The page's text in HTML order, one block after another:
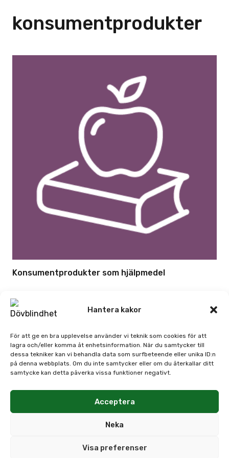
Hantera kakor
För att ge en bra upplevelse använder vi teknik som cookies för att
lagra och/eller komma åt enhetsinformation. När du samtycker till
dessa tekniker kan vi behandla data som surfbeteende eller unika ID:n
på denna webbplats. Om du inte samtycker eller om du återkallar ditt
samtycke kan detta påverka vissa funktioner negativt.
Acceptera
Neka
Visa preferenser
konsumentprodukter
Konsumentprodukter som hjälpmedel